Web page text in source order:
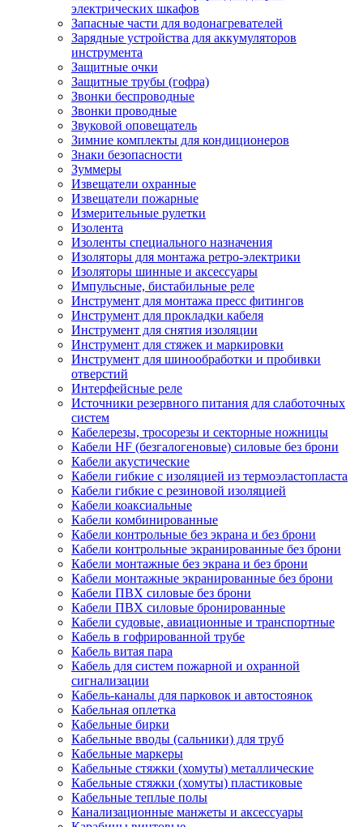
электрических шкафов
Запасные части для водонагревателей
Зарядные устройства для аккумуляторов
инструмента
Защитные очки
Защитные трубы (гофра)
Звонки беспроводные
Звонки проводные
Звуковой оповещатель
Зимние комплекты для кондиционеров
Знаки безопасности
Зуммеры
Извещатели охранные
Извещатели пожарные
Измерительные рулетки
Изолента
Изоленты специального назначения
Изоляторы для монтажа ретро-электрики
Изоляторы шинные и аксессуары
Импульсные, бистабильные реле
Инструмент для монтажа пресс фитингов
Инструмент для прокладки кабеля
Инструмент для снятия изоляции
Инструмент для стяжек и маркировки
Инструмент для шинообработки и пробивки
отверстий
Интерфейсные реле
Источники резервного питания для слаботочных
систем
Кабелерезы, тросорезы и секторные ножницы
Кабели HF (безгалогеновые) силовые без брони
Кабели акустические
Кабели гибкие с изоляцией из термоэластопласта
Кабели гибкие с резиновой изоляцией
Кабели коаксиальные
Кабели комбинированные
Кабели контрольные без экрана и без брони
Кабели контрольные экранированные без брони
Кабели монтажные без экрана и без брони
Кабели монтажные экранированные без брони
Кабели ПВХ силовые без брони
Кабели ПВХ силовые бронированные
Кабели судовые, авиационные и транспортные
Кабель в гофрированной трубе
Кабель витая пара
Кабель для систем пожарной и охранной
сигнализации
Кабель-каналы для парковок и автостоянок
Кабельная оплетка
Кабельные бирки
Кабельные вводы (сальники) для труб
Кабельные маркеры
Кабельные стяжки (хомуты) металлические
Кабельные стяжки (хомуты) пластиковые
Кабельные теплые полы
Канализационные манжеты и аксессуары